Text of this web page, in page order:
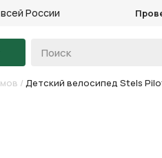
России
/ Детский велосипед Stels